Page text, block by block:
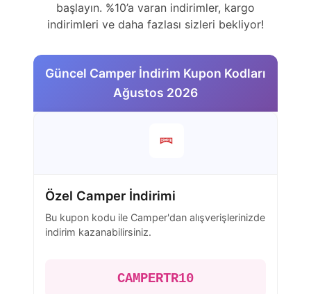
başlayın. %10’a varan indirimler, kargo
indirimleri ve daha fazlası sizleri bekliyor!
Güncel Camper İndirim Kupon Kodları
Ağustos 2026
Özel Camper İndirimi
Bu kupon kodu ile Camper'dan alışverişlerinizde
indirim kazanabilirsiniz.
CAMPERTR10